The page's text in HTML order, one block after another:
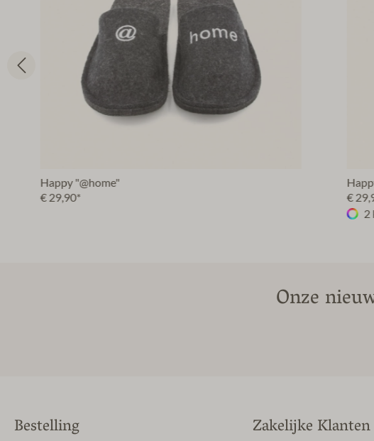
Happy "@home"
€ 29,90*
€
2
Onze
Bestelling Zakelijke Klanten